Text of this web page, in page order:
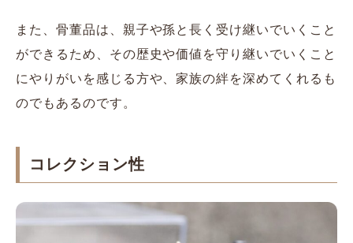
また、骨董品は、親子や孫と長く受け継いでいくこと
ができるため、その歴史や価値を守り継いでいくこと
にやりがいを感じる方や、家族の絆を深めてくれるも
のでもあるのです。
コレクション性